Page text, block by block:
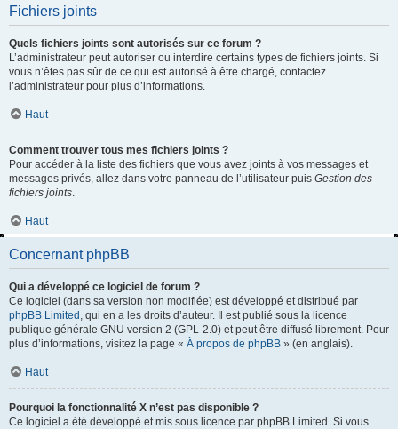
Fichiers joints
Quels fichiers joints sont autorisés sur ce forum ?
L’administrateur peut autoriser ou interdire certains types de fichiers joints. Si
vous n’êtes pas sûr de ce qui est autorisé à être chargé, contactez
l’administrateur pour plus d’informations.
Haut
Comment trouver tous mes fichiers joints ?
Pour accéder à la liste des fichiers que vous avez joints à vos messages et
messages privés, allez dans votre panneau de l’utilisateur puis Gestion des
fichiers joints.
Haut
Concernant phpBB
Qui a développé ce logiciel de forum ?
Ce logiciel (dans sa version non modifiée) est développé et distribué par
phpBB Limited , qui en a les droits d’auteur. Il est publié sous la licence
publique générale GNU version 2 (GPL-2.0) et peut être diffusé librement. Pour
plus d’informations, visitez la page « À propos de phpBB » (en anglais).
Haut
Pourquoi la fonctionnalité X n’est pas disponible ?
Ce logiciel a été développé et mis sous licence par phpBB Limited. Si vous